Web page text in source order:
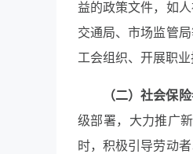
益的政策文件，如
交通局、市场监管
工会组织、开展职
（二）社会保
级部署，大力推广
时，积极引导劳动